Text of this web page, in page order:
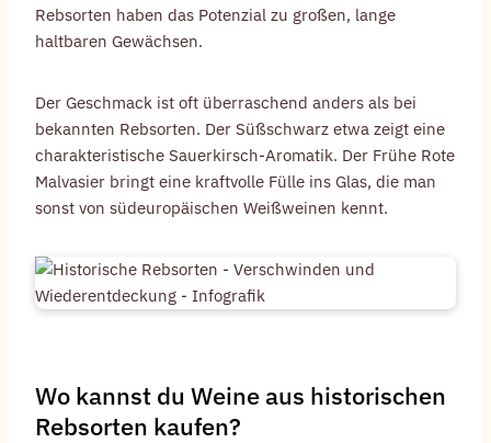
Rebsorten haben das Potenzial zu großen, lange
haltbaren Gewächsen.
Der Geschmack ist oft überraschend anders als bei
bekannten Rebsorten. Der Süßschwarz etwa zeigt eine
charakteristische Sauerkirsch-Aromatik. Der Frühe Rote
Malvasier bringt eine kraftvolle Fülle ins Glas, die man
sonst von südeuropäischen Weißweinen kennt.
Wo kannst du Weine aus historischen
Rebsorten kaufen?